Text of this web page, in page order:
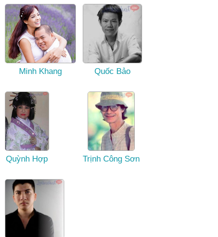
Minh Khang Quốc Bảo
Quỳnh Hợp Trịnh Công Sơn